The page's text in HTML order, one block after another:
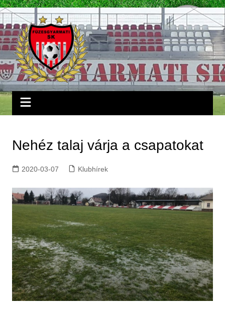
Skip
to
content
Nehéz talaj várja a csapatokat
2020-03-07 Klubhírek